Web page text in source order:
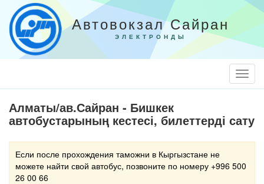
Автовокзал Сайран
ЭЛЕКТРОНДЫ
Алматы/ав.Сайран - Бишкек
автобустарының кестесі, билеттерді сату
Если после прохождения таможни в Кыргызстане не
можете найти свой автобус, позвоните по номеру +996 500
26 00 66